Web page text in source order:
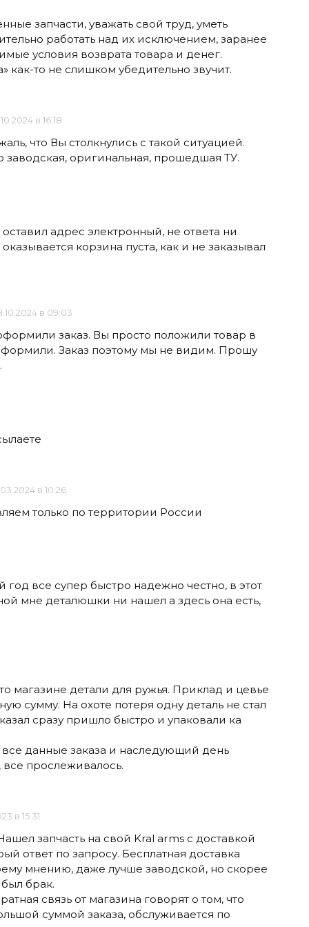
запчасти, уважать свой труд, уметь
работать над их исключением, заранее
условия возврата товара и денег.
как-то не слишком убедительно звучит.
в 16:18
что Вы столкнулись с такой ситуацией.
заводская, оригинальная, прошедшая ТУ.
адрес электронный, не ответа ни
корзина пуста, как и не заказывал
в 09:03
заказ. Вы просто положили товар в
Заказ поэтому мы не видим. Прошу
в 10:26
только по территории России
все супер быстро надежно честно, в этот
мне деталюшки ни нашел а здесь она есть,
магазине детали для ружья. Приклад и цевье
сумму. На охоте потеря одну деталь не стал
сразу пришло быстро и упаковали ка
данные заказа и наследующий день
все прослеживалось.
в 15:31
запчасть на свой Kral arms с доставкой
ответ по запросу. Бесплатная доставка
мнению, даже лучше заводской, но скорее
был брак.
связь от магазина говорят о том, что
суммой заказа, обслуживается по